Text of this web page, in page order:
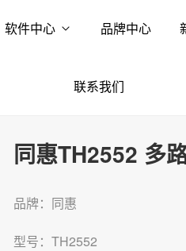
软件中心 品牌中心
联系我们
同惠TH2552 多
品牌：同惠
型号：TH2552